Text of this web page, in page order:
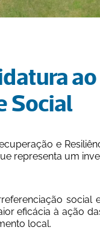
Social
e
representa um
social
eficácia à ação
local.